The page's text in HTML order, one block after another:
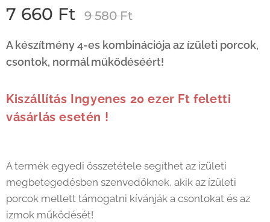
7 660 Ft 9 580Ft
A készítmény 4-es kombinációja az ízületi porcok,
csontok, normál működéséért!
Kiszállítás Ingyenes 20 ezer Ft feletti
vásárlás esetén !
A termék egyedi összetétele segíthet az ízületi
megbetegedésben szenvedőknek, akik az ízületi
porcok mellett támogatni kívánják a csontokat és az
izmok működését!